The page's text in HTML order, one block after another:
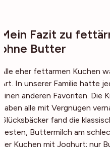
Mein Fazit zu
ohne Butter
Alle eher fettarmen Kuchen
Art. In unserer Familie hatte
einen anderen Favoriten. Die
haben alle mit Vergnügen
Glücksbäcker fand die
besten, Buttermilch am
der Kuchen mit Joghurt; nur